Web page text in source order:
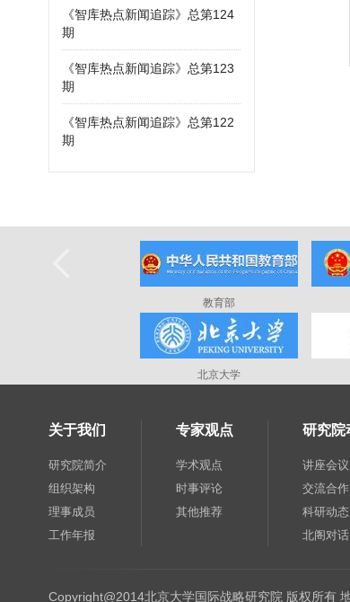
《智库热点新闻追踪》总第124
期
《智库热点新闻追踪》总第123
期
《智库热点新闻追踪》总第122
期
教育部
北京大学
关于我们
研究院简介
组织架构
理事成员
工作年报
专家观点
学术观点
时事评论
其他推荐
研究院
讲座会议
交流合作
科研动态
北阁对话
Copyright@2014北京大学国际战略研究院 版权所有